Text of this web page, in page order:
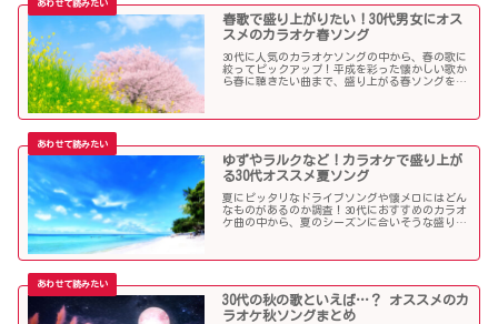
春歌で盛り上がりたい！30代男女にオス
スメのカラオケ春ソング
30代に人気のカラオケソングの中から、春の歌に
絞ってピックアップ！平成を彩った懐かしい歌か
ら春に聴きたい曲まで、盛り上がる春ソングを集
ゆずやラルクなど！カラオケで盛り上が
る30代オススメ夏ソング
夏にピッタリなドライブソングや懐メロにはどん
なものがあるのか調査！30代におすすめのカラオ
ケ曲の中から、夏のシーズンに合いそうな盛り上
30代の秋の歌といえば…？ オススメのカ
ラオケ秋ソングまとめ